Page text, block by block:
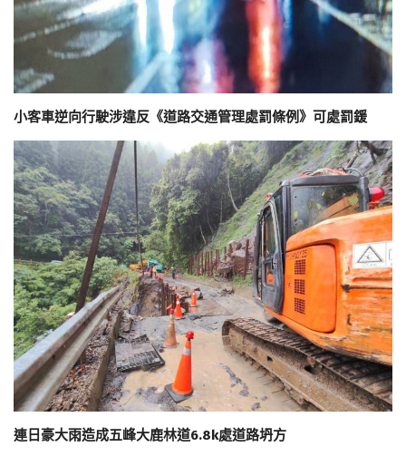
小客車逆向行駛涉違反《道路交通管理處罰條例》可處罰鍰
連日豪大雨造成五峰大鹿林道6.8k處道路坍方